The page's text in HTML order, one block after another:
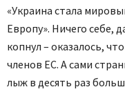
«Украина стала
Европу». Ничего себе,
копнул – оказалось,
членов ЕС. А сами
лыж в десять раз